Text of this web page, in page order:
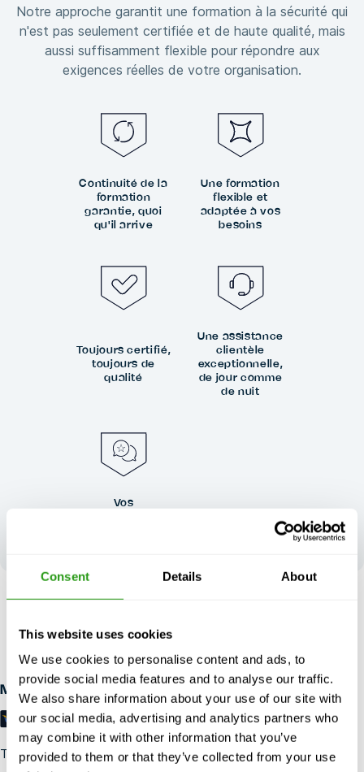
Consent Details About
This website uses cookies
We use cookies to personalise content and ads, to
provide social media features and to analyse our traffic.
We also share information about your use of our site with
our social media, advertising and analytics partners who
may combine it with other information that you’ve
provided to them or that they’ve collected from your use
Jusqu'à 24 heures à l'avance, annulation gratuite annulation,
Modes de paiement
Trustpilot
Notre approche garantit une formation à la sécurité qui
n'est pas seulement certifiée et de haute qualité, mais
aussi suffisamment flexible pour répondre aux
exigences réelles de votre organisation.
Continuité de la
formation
garantie, quoi
qu'il arrive
Une formation
flexible et
adaptée à vos
besoins
Toujours certifié,
toujours de
qualité
Une assistance
clientèle
exceptionnelle,
de jour comme
de nuit
Vos